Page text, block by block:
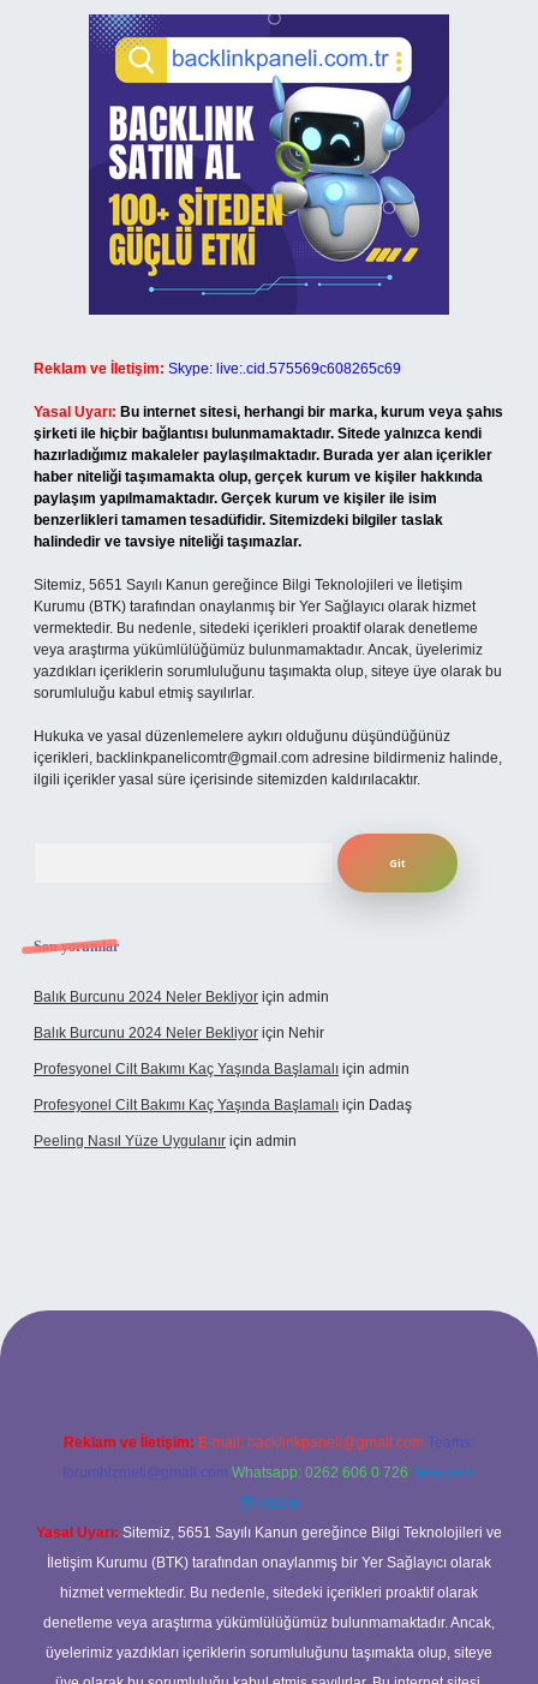
Reklam ve İletişim: Skype: live:.cid.575569c608265c69
Yasal Uyarı: Bu internet sitesi, herhangi bir marka, kurum veya şahıs
şirketi ile hiçbir bağlantısı bulunmamaktadır. Sitede yalnızca kendi
hazırladığımız makaleler paylaşılmaktadır. Burada yer alan içerikler
haber niteliği taşımamakta olup, gerçek kurum ve kişiler hakkında
paylaşım yapılmamaktadır. Gerçek kurum ve kişiler ile isim
benzerlikleri tamamen tesadüfidir. Sitemizdeki bilgiler taslak
halindedir ve tavsiye niteliği taşımazlar.
Sitemiz, 5651 Sayılı Kanun gereğince Bilgi Teknolojileri ve İletişim
Kurumu (BTK) tarafından onaylanmış bir Yer Sağlayıcı olarak hizmet
vermektedir. Bu nedenle, sitedeki içerikleri proaktif olarak denetleme
veya araştırma yükümlülüğümüz bulunmamaktadır. Ancak, üyelerimiz
yazdıkları içeriklerin sorumluluğunu taşımakta olup, siteye üye olarak bu
sorumluluğu kabul etmiş sayılırlar.
Hukuka ve yasal düzenlemelere aykırı olduğunu düşündüğünüz
içerikleri, backlinkpanelicomtr@gmail.com adresine bildirmeniz halinde,
ilgili içerikler yasal süre içerisinde sitemizden kaldırılacaktır.
Son yorumlar
Balık Burcunu 2024 Neler Bekliyor için admin
Balık Burcunu 2024 Neler Bekliyor için Nehir
Profesyonel Cilt Bakımı Kaç Yaşında Başlamalı için admin
Profesyonel Cilt Bakımı Kaç Yaşında Başlamalı için Dadaş
Peeling Nasıl Yüze Uygulanır için admin
Reklam ve İletişim: E-mail: backlinkpaneli@gmail.com Teams:
forumhizmeti@gmail.com Whatsapp: 0262 606 0 726 Telegram:
@karabul
Yasal Uyarı: Sitemiz, 5651 Sayılı Kanun gereğince Bilgi Teknolojileri ve
İletişim Kurumu (BTK) tarafından onaylanmış bir Yer Sağlayıcı olarak
hizmet vermektedir. Bu nedenle, sitedeki içerikleri proaktif olarak
denetleme veya araştırma yükümlülüğümüz bulunmamaktadır. Ancak,
üyelerimiz yazdıkları içeriklerin sorumluluğunu taşımakta olup, siteye